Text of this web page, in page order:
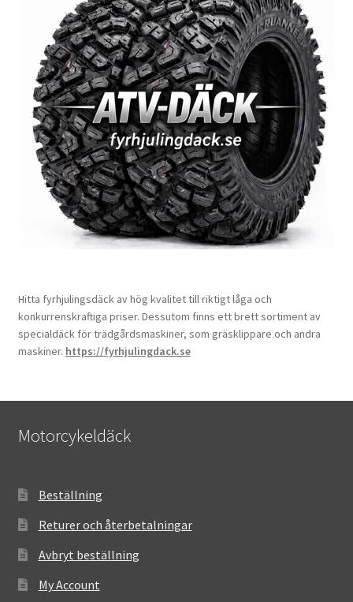
Hitta fyrhjulingsdäck av hög kvalitet till riktigt låga och
konkurrenskraftiga priser. Dessutom finns ett brett sortiment av
specialdäck för trädgårdsmaskiner, som gräsklippare och andra
maskiner. https://fyrhjulingdack.se
Motorcykeldäck
Beställning
Returer och återbetalningar
Avbryt beställning
My Account